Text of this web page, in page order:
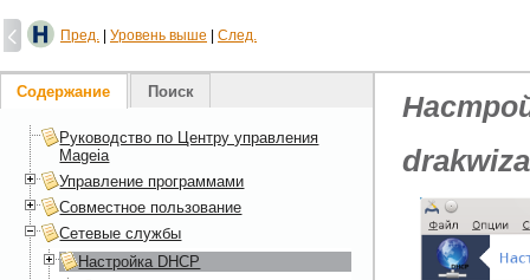
Пред. Уровень выше След.
Содержание Поиск
Руководство по Центру управления
Mageia
Управление программами
Совместное пользование
Сетевые службы
Настройка DHCP